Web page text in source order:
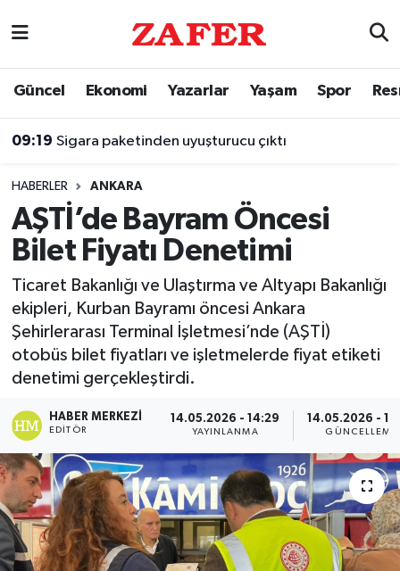
Güncel Ekonomi Yazarlar Yaşam Spor
09:19 Sigara paketinden uyuşturucu çıktı
HABERLER ANKARA
AŞTİ’de Bayram Öncesi
Bilet Fiyatı Denetimi
Ticaret Bakanlığı ve Ulaştırma ve Altyapı Bakanlığı
ekipleri, Kurban Bayramı öncesi Ankara
Şehirlerarası Terminal İşletmesi’nde (AŞTİ)
otobüs bilet fiyatları ve işletmelerde fiyat etiketi
denetimi gerçekleştirdi.
HABER MERKEZI
EDITÖR
14.05.2026 - 14:29
YAYINLANMA
14.05.2026 -
GÜNCELLEME
Nöbetçi Eczaneler
Trafik Durumu
Süper Lig Puan Durumu ve Fikstür
Tüm Manşetler
Son Dakika Haberleri
Haber Arşivi